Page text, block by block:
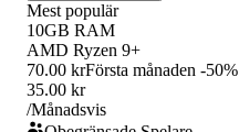
Mest populär
10GB RAM
AMD Ryzen 9+
70.00 krFörsta månaden -50%
35.00 kr
/Månadsvis